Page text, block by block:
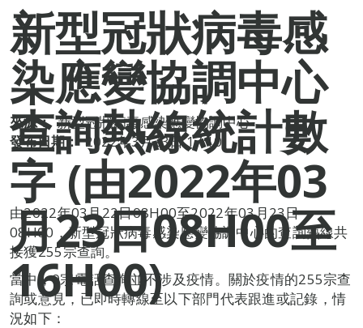
新型冠狀病毒感
染應變協調中心
查詢熱線統計數
字 (由2022年03
月23日08H00至
16H00)
來源： 新型冠狀病毒感染應變協調中心
發布日期： 2022年3月23日 17:10
由2022年03月22日08H00至2022年03月23日
08H00，新型冠狀病毒感染應變協調中心的查詢熱線共
接獲255宗查詢。
當中，0宗電話查詢並不涉及疫情。關於疫情的255宗查
詢或意見，已即時轉線至以下部門代表跟進或記錄，情
況如下：